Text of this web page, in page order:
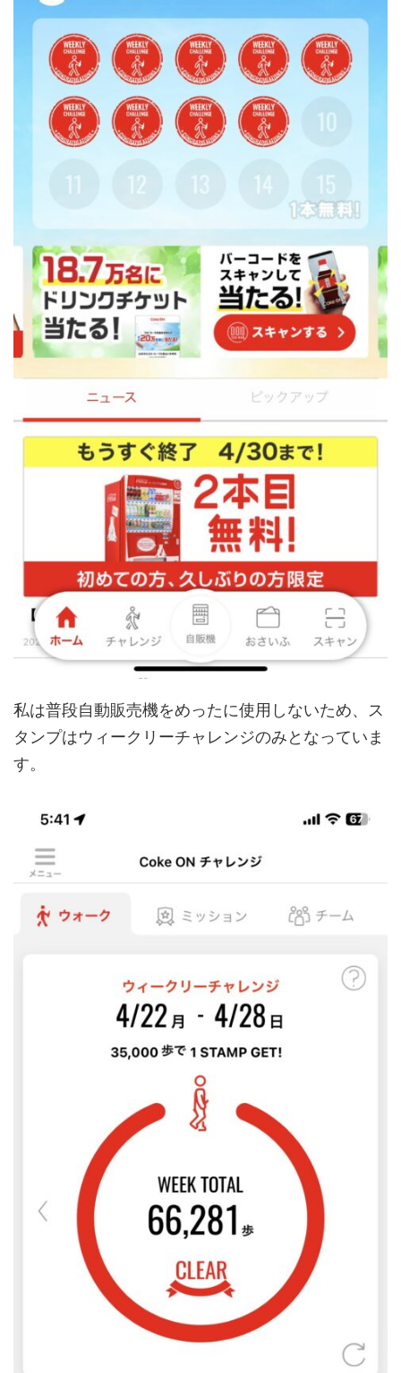
私は普段自動販売機をめったに使用しないため、ス
タンプはウィークリーチャレンジのみとなっていま
す。